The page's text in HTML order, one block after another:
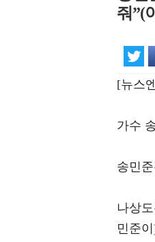
줘”(
[뉴스
가수
송민
나상
민준